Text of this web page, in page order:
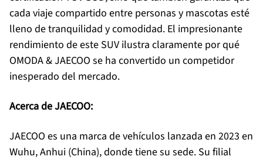
cada viaje compartido entre personas y mascotas esté
lleno de tranquilidad y comodidad. El impresionante
rendimiento de este SUV ilustra claramente por qué
OMODA & JAECOO se ha convertido un competidor
inesperado del mercado.
Acerca de JAECOO:
JAECOO es una marca de vehículos lanzada en 2023 en
Wuhu, Anhui (China), donde tiene su sede. Su filial